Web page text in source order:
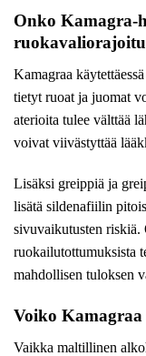
Onko Kamagra-
Kamagraa
tietyt ruoat ja juomat
aterioita tulee välttää
voivat viivästyttää
Lisäksi greippiä ja
lisätä sildenafiilin
sivuvaikutusten riskiä.
ruokailutottumuksista
mahdollisen tuloksen
Voiko
Vaikka maltillinen